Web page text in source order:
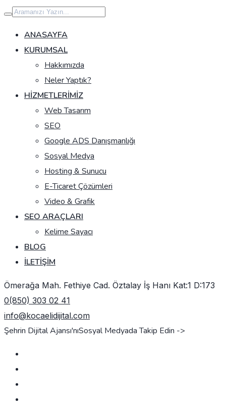
İçeriğe
geç
ANASAYFA
KURUMSAL
Hakkımızda
Neler Yaptık?
HIZMETLERIMIZ
Web Tasarım
SEO
Google ADS Danışmanlığı
Sosyal Medya
Hosting & Sunucu
E-Ticaret Çözümleri
Video & Grafik
SEO ARAÇLARI
Kelime Sayacı
BLOG
İLETIŞIM
Ömerağa Mah. Fethiye Cad. Öztalay İş Hanı Kat:1 D:173
0(850) 303 02 41
info@kocaelidijital.com
Şehrin Dijital Ajansı'nıSosyal Medyada Takip Edin ->